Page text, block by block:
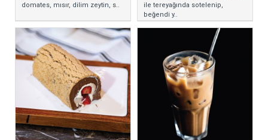
domates, mısır, dilim zeytin, s..
ile tereyağında sotelenip,
beğendi y..